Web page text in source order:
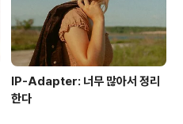
IP-Adapter: 너무 많아서 정리
한다